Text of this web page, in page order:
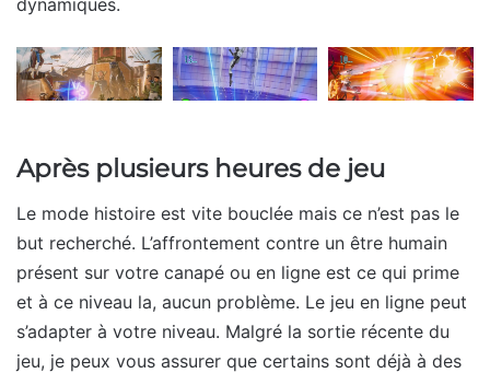
dynamiques.
Après plusieurs heures de jeu
Le mode histoire est vite bouclée mais ce n’est pas le
but recherché. L’affrontement contre un être humain
présent sur votre canapé ou en ligne est ce qui prime
et à ce niveau la, aucun problème. Le jeu en ligne peut
s’adapter à votre niveau. Malgré la sortie récente du
jeu, je peux vous assurer que certains sont déjà à des